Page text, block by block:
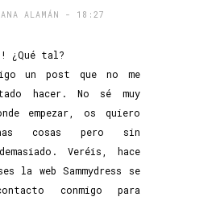
ALAMÁN - 18:27
¿Qué tal?
un post que no me
hacer. No sé muy
empezar, os quiero
cosas pero sin
Veréis, hace
la web Sammydress se
conmigo para